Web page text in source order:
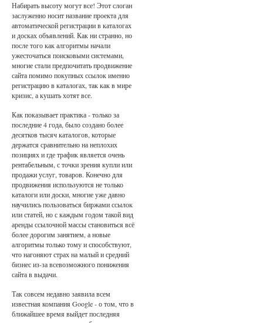
Набирать высоту могут все! Этот слоган
заслуженно носит название проекта для
автоматической регистрации в каталогах
и досках объявлений. Как ни странно, но
после того как алгоритмы начали
ужесточаться поисковыми системами,
многие стали предпочитать продвижение
сайта помимо покупных ссылок именно
регистрацию в каталогах, так как в мире
кризис, а кушать хотят все.
Как показывает практика - только за
последние 4 года, было создано более
десятков тысяч каталогов, которые
держатся сравнительно на неплохих
позициях и где трафик является очень
рентабельным, с точки зрения купли или
продажи услуг, товаров. Конечно для
продвижения используются не только
каталоги или доски, многие уже давно
научились пользоваться биржами ссылок
или статей, но с каждым годом такой вид
аренды ссылочной массы становиться всё
более дорогим занятием, а новые
алгоритмы только тому и способствуют,
что нагоняют страх на малый и средний
бизнес из-за всевозможного понижения
сайта в выдачи.
Так совсем недавно заявила всем
известная компания Google - о том, что в
ближайшее время выйдет последняя